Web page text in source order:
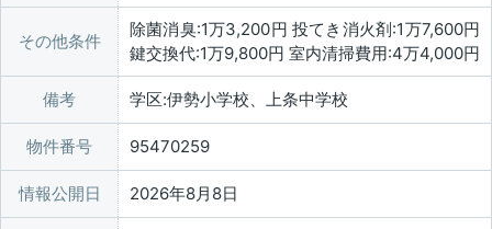
その他条件
除菌消臭:1万3,200円 投てき消火剤:1万7,600円
鍵交換代:1万9,800円 室内清掃費用:4万4,000円
備考 学区:伊勢小学校、上条中学校
物件番号 95470259
情報公開日 2026年8月8日